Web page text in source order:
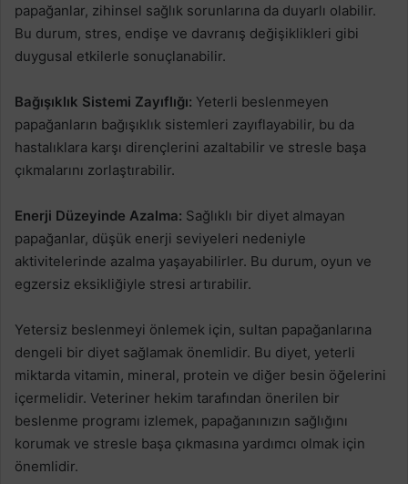
papağanlar, zihinsel sağlık sorunlarına da duyarlı olabilir.
Bu durum, stres, endişe ve davranış değişiklikleri gibi
duygusal etkilerle sonuçlanabilir.
Bağışıklık Sistemi Zayıflığı: Yeterli beslenmeyen
papağanların bağışıklık sistemleri zayıflayabilir, bu da
hastalıklara karşı dirençlerini azaltabilir ve stresle başa
çıkmalarını zorlaştırabilir.
Enerji Düzeyinde Azalma: Sağlıklı bir diyet almayan
papağanlar, düşük enerji seviyeleri nedeniyle
aktivitelerinde azalma yaşayabilirler. Bu durum, oyun ve
egzersiz eksikliğiyle stresi artırabilir.
Yetersiz beslenmeyi önlemek için, sultan papağanlarına
dengeli bir diyet sağlamak önemlidir. Bu diyet, yeterli
miktarda vitamin, mineral, protein ve diğer besin öğelerini
içermelidir. Veteriner hekim tarafından önerilen bir
beslenme programı izlemek, papağanınızın sağlığını
korumak ve stresle başa çıkmasına yardımcı olmak için
önemlidir.